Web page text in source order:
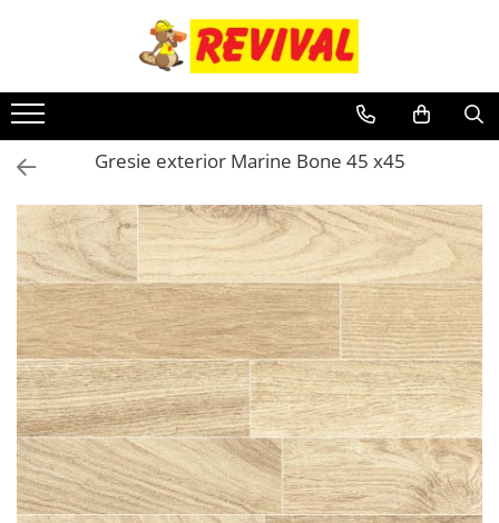
Toate Produsele
Zidarie
Adezivi pentru BCA si Caramida
BCA
Buiandrugi
Caramida
Ciment, Lianti, Var
Metale
Otel beton
Plase sudate
Teava pentru constructii
Teava patrata
Teava rectangulara
Teava rotunda
Gresie exterior Marine Bone 45 x45